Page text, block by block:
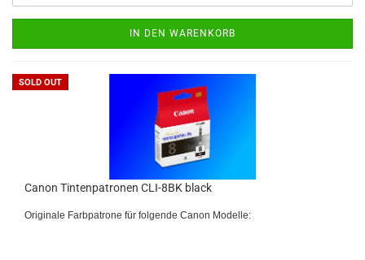
IN DEN WARENKORB
SOLD OUT
Canon Tintenpatronen CLI-8BK black
Originale Farbpatrone für folgende Canon Modelle: